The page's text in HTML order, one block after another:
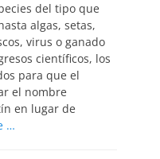
del tipo que
algas, setas,
virus o ganado
científicos, los
para que el
el nombre
en lugar de
…